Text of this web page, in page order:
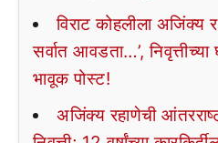
विराट कोहलीला अजिंक्य
सर्वात आवडता…’,
भावूक पोस्ट!
अजिंक्य रहाणेची